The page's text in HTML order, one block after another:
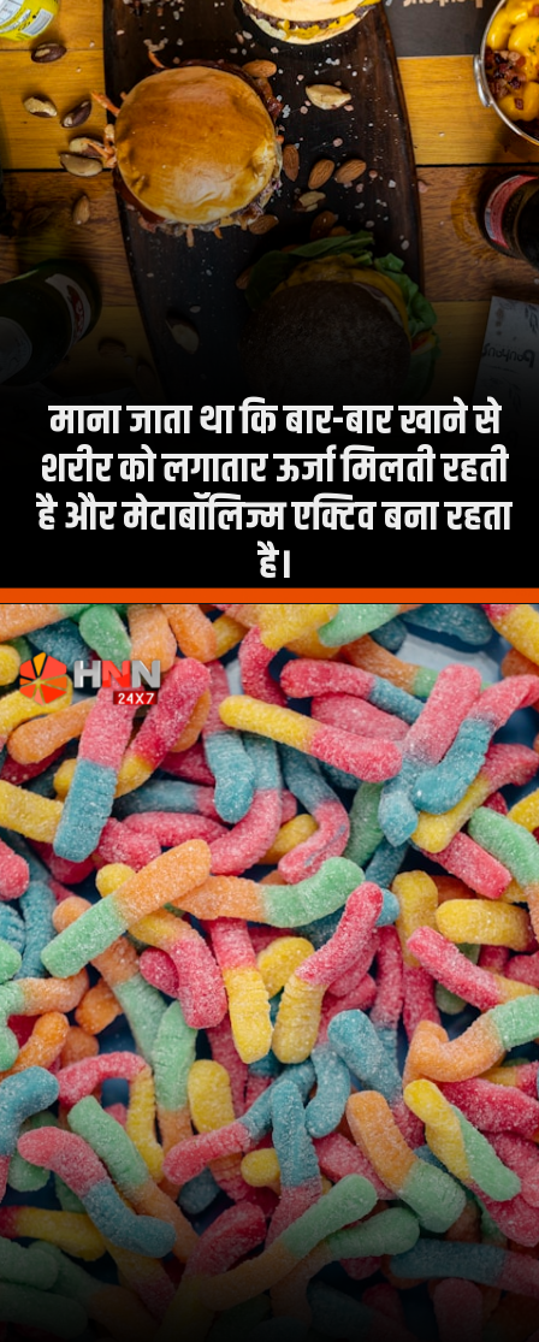
माना जाता था कि बार-बार खाने से
शरीर को लगातार ऊर्जा मिलती रहती
है और मेटाबॉलिज्म एक्टिव बना रहता